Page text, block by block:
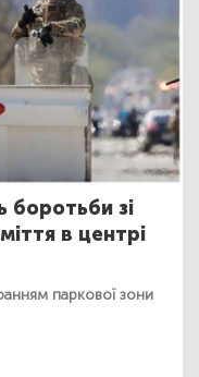
боротьби зі
в центрі
паркової зони